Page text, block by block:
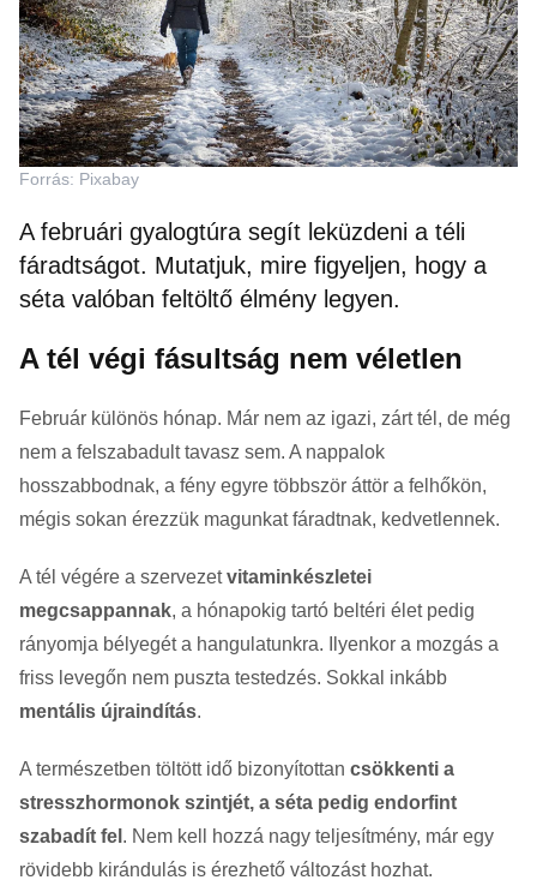
Forrás: Pixabay
A februári gyalogtúra segít leküzdeni a téli
fáradtságot. Mutatjuk, mire figyeljen, hogy a
séta valóban feltöltő élmény legyen.
A tél végi fásultság nem véletlen
Február különös hónap. Már nem az igazi, zárt tél, de még
nem a felszabadult tavasz sem. A nappalok
hosszabbodnak, a fény egyre többször áttör a felhőkön,
mégis sokan érezzük magunkat fáradtnak, kedvetlennek.
A tél végére a szervezetvitaminkészletei
megcsappannak, a hónapokig tartó beltéri élet pedig
rányomja bélyegét a hangulatunkra. Ilyenkor a mozgás a
friss levegőn nem puszta testedzés. Sokkal inkább
mentális újraindítás.
A természetben töltött idő bizonyítottan csökkenti a
stresszhormonok szintjét, a séta pedig endorfint
szabadít fel . Nem kell hozzá nagy teljesítmény, már egy
rövidebb kirándulás is érezhető változást hozhat.